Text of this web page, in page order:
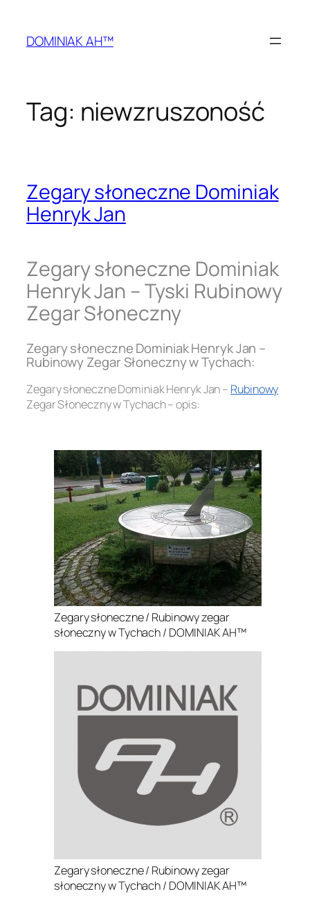
treściDOMINIAK AH™
Tag: niewzruszoność
Zegary słoneczne Dominiak
Henryk Jan
Zegary słoneczne Dominiak
Henryk Jan – Tyski Rubinowy
Zegar Słoneczny
Zegary słoneczne Dominiak Henryk Jan –
Rubinowy Zegar Słoneczny w Tychach:
Zegary słoneczne Dominiak Henryk Jan – Rubinowy
Zegar Słoneczny w Tychach – opis:
Zegary słoneczne / Rubinowy zegar
słoneczny w Tychach / DOMINIAK AH™
Zegary słoneczne / Rubinowy zegar
słoneczny w Tychach / DOMINIAK AH™